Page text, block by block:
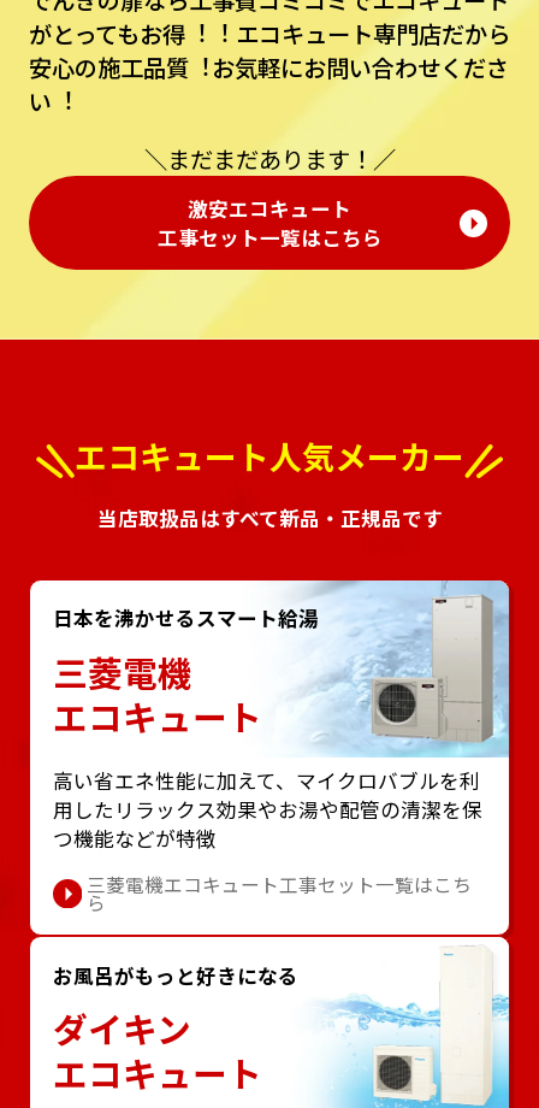
がとってもお得︕︕ エコキュート専⾨店だから
安⼼の施⼯品質︕お気軽にお問い合わせくださ
い︕
＼まだまだあります！／
激安エコキュート
⼯事セット⼀覧はこちら
エコキュート人気メーカー
当店取扱品はすべて新品・正規品です
日本を沸かせるスマート給湯
三菱電機
エコキュート
⾼い省エネ性能に加えて、マイクロバブルを利
⽤したリラックス効果やお湯や配管の清潔を保
つ機能などが特徴
三菱電機エコキュート工事セット一覧はこち
ら
お風呂がもっと好きになる
ダイキン
エコキュート